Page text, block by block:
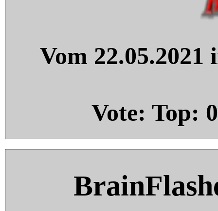
Vom
Vote: Top: 0